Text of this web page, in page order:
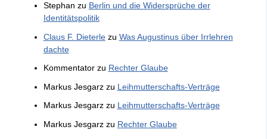
Stephan zu Berlin und die Widersprüche der
Identitätspolitik
Claus F. Dieterlezu Was Augustinus über Irrlehren
dachte
Kommentatorzu Rechter Glaube
Markus Jesgarzzu Leihmutterschafts-Verträge
Markus Jesgarzzu Leihmutterschafts-Verträge
Markus Jesgarzzu Rechter Glaube